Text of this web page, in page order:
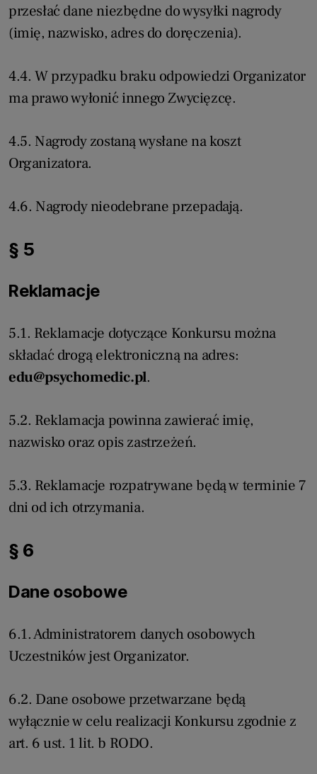
przesłać dane niezbędne do wysyłki nagrody
(imię, nazwisko, adres do doręczenia).
4.4. W przypadku braku odpowiedzi Organizator
ma prawo wyłonić innego Zwycięzcę.
4.5. Nagrody zostaną wysłane na koszt
Organizatora.
4.6. Nagrody nieodebrane przepadają.
§ 5
Reklamacje
5.1. Reklamacje dotyczące Konkursu można
składać drogą elektroniczną na adres:
edu@psychomedic.pl.
5.2. Reklamacja powinna zawierać imię,
nazwisko oraz opis zastrzeżeń.
5.3. Reklamacje rozpatrywane będą w terminie 7
dni od ich otrzymania.
§ 6
Dane osobowe
6.1. Administratorem danych osobowych
Uczestników jest Organizator.
6.2. Dane osobowe przetwarzane będą
wyłącznie w celu realizacji Konkursu zgodnie z
art. 6 ust. 1 lit. b RODO.